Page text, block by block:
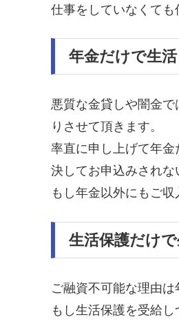
仕事をしていなくて
年金だけで生
悪質な金貸しや闇金
りさせて頂きます。
率直に申し上げて年金
決してお申込みされな
もし年金以外にもご
生活保護だけ
ご融資不可能な理由は
もし生活保護を受給